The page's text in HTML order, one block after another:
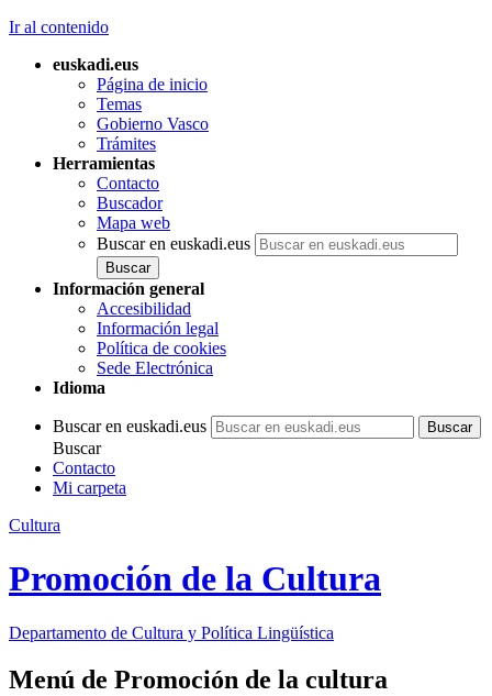
Ir al contenido
euskadi.eus
Página de inicio
Temas
Gobierno Vasco
Trámites
Herramientas
Contacto
Buscador
Mapa web
Buscar en euskadi.eus
Información general
Accesibilidad
Información legal
Política de cookies
Sede Electrónica
Idioma
Buscar en euskadi.eus
Buscar
Contacto
Mi carpeta
Cultura
Promoción de la Cultura
Departamento de Cultura y Política Lingüística
Menú de Promoción de la cultura